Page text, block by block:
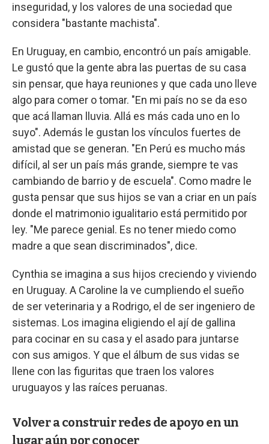
inseguridad, y los valores de una sociedad que
considera "bastante machista".
En Uruguay, en cambio, encontró un país amigable.
Le gustó que la gente abra las puertas de su casa
sin pensar, que haya reuniones y que cada uno lleve
algo para comer o tomar. "En mi país no se da eso
que acá llaman lluvia. Allá es más cada uno en lo
suyo". Además le gustan los vínculos fuertes de
amistad que se generan. "En Perú es mucho más
difícil, al ser un país más grande, siempre te vas
cambiando de barrio y de escuela". Como madre le
gusta pensar que sus hijos se van a criar en un país
donde el matrimonio igualitario está permitido por
ley. "Me parece genial. Es no tener miedo como
madre a que sean discriminados", dice.
Cynthia se imagina a sus hijos creciendo y viviendo
en Uruguay. A Caroline la ve cumpliendo el sueño
de ser veterinaria y a Rodrigo, el de ser ingeniero de
sistemas. Los imagina eligiendo el ají de gallina
para cocinar en su casa y el asado para juntarse
con sus amigos. Y que el álbum de sus vidas se
llene con las figuritas que traen los valores
uruguayos y las raíces peruanas.
Volver a construir redes de apoyo en un
lugar aún por conocer